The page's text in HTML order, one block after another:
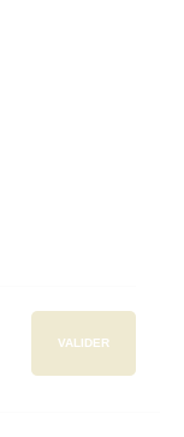
VALIDER